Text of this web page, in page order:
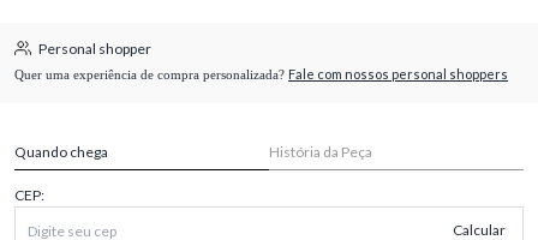
Personal shopper
Quer uma experiência de compra personalizada? Fale com nossos personal shoppers
Quando chega História da Peça
CEP:
Calcular